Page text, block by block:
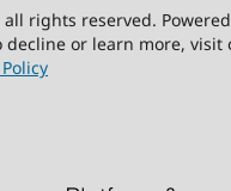
rights reserved.
decline or learn more,